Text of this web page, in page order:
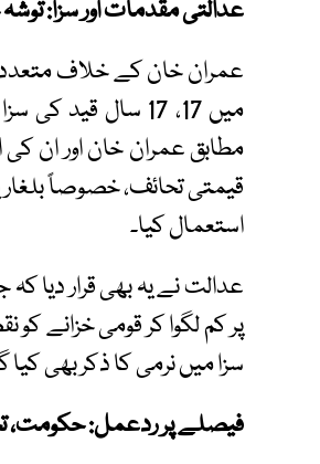
عدالتی مقدمات اور سزا:
عمران خان کے خلاف متعدد
میں 17، 17 سال
مطابق عمران خان اور ان
قیمتی تحائف، خصوصاً
استعمال کیا۔
عدالت نے یہ بھی قرار دیا
پر کم لگوا کر قومی خزانے
سزا میں نرمی کا ذکر بھی
فیصلے پر ردعمل: حکومت،